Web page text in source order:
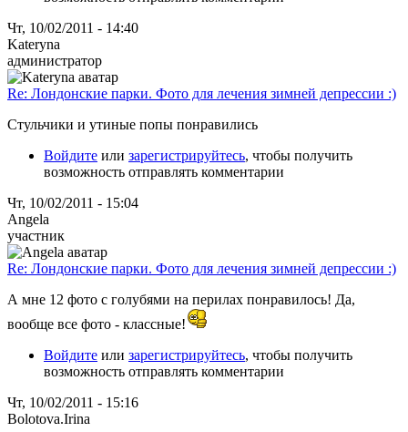
Чт, 10/02/2011 - 14:40
Kateryna
администратор
Re: Лондонские парки. Фото для лечения зимней депрессии :)
Стульчики и утиные попы понравились
Войдите или зарегистрируйтесь, чтобы получить
возможность отправлять комментарии
Чт, 10/02/2011 - 15:04
Angela
участник
Re: Лондонские парки. Фото для лечения зимней депрессии :)
А мне 12 фото с голубями на перилах понравилось! Да,
вообще все фото - классные!
Войдите или зарегистрируйтесь, чтобы получить
возможность отправлять комментарии
Чт, 10/02/2011 - 15:16
Bolotova.Irina